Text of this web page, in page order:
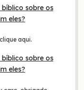
bíblico sobre os
eles?
aqui.
bíblico sobre os
eles?